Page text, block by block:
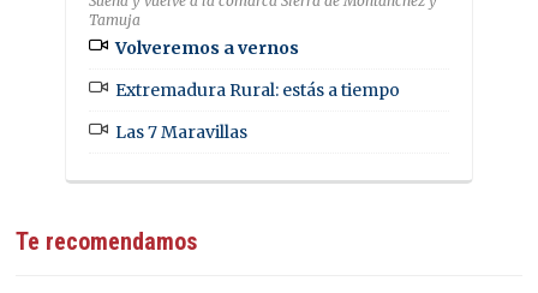
Tamuja
Volveremos a vernos
Extremadura Rural: estás a tiempo
Las 7 Maravillas
Te recomendamos